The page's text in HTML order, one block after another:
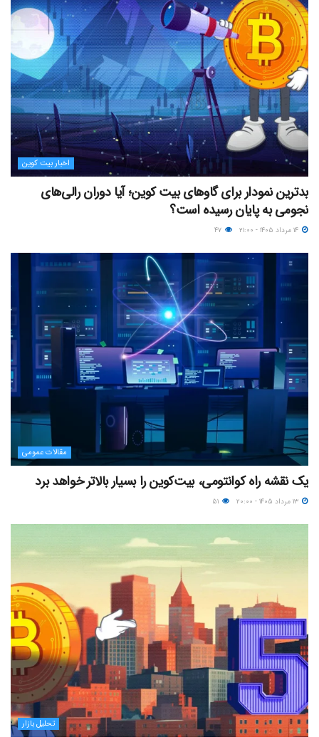
اخبار بیت کوین
بدترین نمودار برای گاوهای بیت کوین؛ آیا دوران رالی‌های
نجومی به پایان رسیده است؟
مقالات عمومی
یک نقشه راه کوانتومی، بیت‌کوین را بسیار بالاتر خواهد برد
تحلیل بازار